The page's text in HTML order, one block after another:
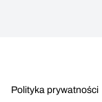
Polityka prywatności